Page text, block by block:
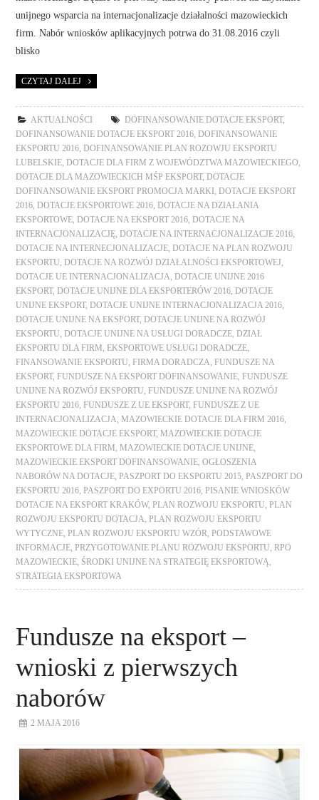
unijnego wsparcia na internacjonalizacje działalności mazowieckich
firm. Nabór wniosków aplikacyjnych potrwa do 31.08.2016 czyli
blisko
CZYTAJ DALEJ
AKTUALNOŚCI DOFINANSOWANIE DOTACJE EKSPORT,
DOFINANSOWANIE DOTACJE EKSPORT 2016 ,DOFINANSOWANIE
EKSPORTU 2016 ,DOFINANSOWANIE PLAN ROZOWJU EKSPORTU
LUBELSKIE ,DOTACJE DLA FIRM Z WOJEWÓDZTWA MAZOWIECKIEGO
DOTACJE DLA MAZOWIECKICH MŚP EKSPORT,DOTACJE
DOFINANSOWANIE EKSPORT PROMOCJA MARKI
,DOTACJE EKSPORT
2016 ,DOTACJE EKSPORTOWE 2016 ,DOTACJE NA DZIAŁANIA
EKSPORTOWE ,DOTACJE NA EKSPORT 2016 ,DOTACJE NA
INTERNACJONALIZACJĘ ,DOTACJE NA INTERNACJONALIZACJE 2016
DOTACJE NA INTERNECJONALIZACJE ,DOTACJE NA PLAN ROZWOJU
EKSPORTU ,DOTACJE NA ROZWÓJ DZIAŁALNOŚCI EKSPORTOWEJ
DOTACJE UE INTERNACJONALIZACJA ,DOTACJE UNIJNE 2016
EKSPORT,DOTACJE UNIJNE DLA EKSPORTERÓW 2016 ,DOTACJE
UNIJNE EKSPORT,DOTACJE UNIJNE INTERNACJONALIZACJA 2016
DOTACJE UNIJNE NA EKSPORT,DOTACJE UNIJNE NA ROZWÓJ
EKSPORTU ,DOTACJE UNIJNE NA USŁUGI DORADCZE ,DZIAŁ
EKSPORTU DLA FIRM ,EKSPORTOWE USŁUGI DORADCZE
FINANSOWANIE EKSPORTU ,FIRMA DORADCZA ,FUNDUSZE NA
EKSPORT,FUNDUSZE NA EKSPORT DOFINANSOWANIE ,FUNDUSZE
UNIJNE NA ROZWÓJ EKSPORTU ,FUNDUSZE UNIJNE NA ROZWÓJ
EKSPORTU 2016 ,FUNDUSZE Z UE EKSPORT,FUNDUSZE Z UE
INTERNACJONALIZACJA ,MAZOWIECKIE DOTACJE DLA FIRM 2016
MAZOWIECKIE DOTACJE EKSPORT,MAZOWIECKIE DOTACJE
EKSPORTOWE DLA FIRM ,MAZOWIECKIE DOTACJE UNIJNE
MAZOWIECKIE EKSPORT DOFINANSOWANIE ,OGŁOSZENIA
NABORÓW NA DOTACJE ,PASZPORT DO EKSPORTU 2015 ,PASZPORT DO
EKSPORTU 2016 ,PASZPORT DO EXPORTU 2016 ,PISANIE WNIOSKÓW
DOTACJE NA EKSPORT KRAKÓW,PLAN ROZWOJU EKSPORTU ,PLAN
ROZWOJU EKSPORTU DOTACJA ,PLAN ROZWOJU EKSPORTU
WYTYCZNE ,PLAN ROZWOJU EKSPORTU WZÓR ,PODSTAWOWE
INFORMACJE ,PRZYGOTOWANIE PLANU ROZWOJU EKSPORTU ,RPO
MAZOWIECKIE ŚRODKI UNIJNE NA STRATEGIĘ EKSPORTOWĄ
STRATEGIA EKSPORTOWA
Fundusze na eksport –
wnioski z pierwszych
naborów
2 MAJA 2016